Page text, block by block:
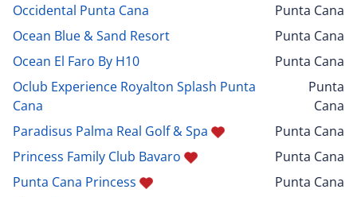
Occidental Punta Cana
Punta Cana
Ocean Blue & Sand Resort
Punta Cana
Ocean El Faro By H10
Punta Cana
Oclub Experience Royalton Splash Punta
Cana
Punta
Cana
Paradisus Palma Real Golf & Spa
Punta Cana
Princess Family Club Bavaro
Punta Cana
Punta Cana Princess
Punta Cana